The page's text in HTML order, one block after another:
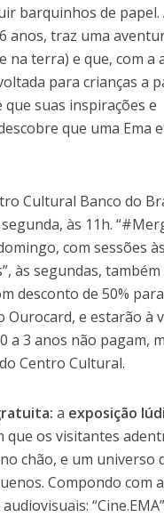
barquinhos de papel.
anos, traz uma
na terra) e que, com a
para crianças a
suas inspirações e
que uma Ema
Cultural Banco do
às 11h.
com sessões
às segundas, também
desconto de 50% para
e estarão à
a 3 anos não pagam,
Centro Cultural.
a exposição
que os visitantes
chão, e um universo
Compondo com a